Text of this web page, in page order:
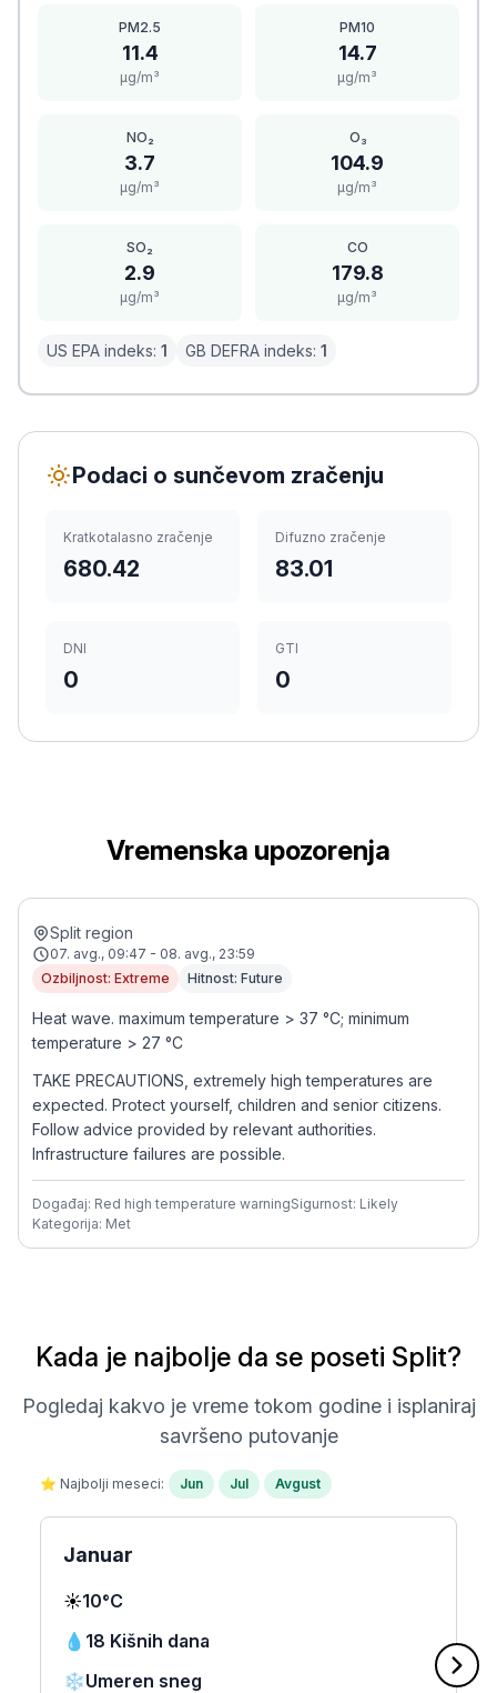
PM2.5
11.4
μg/m³
PM10
14.7
μg/m³
NO₂
3.7
μg/m³
O₃
104.9
μg/m³
SO₂
2.9
μg/m³
CO
179.8
μg/m³
US EPA indeks: 1 GB DEFRA indeks: 1
Podaci o sunčevom zračenju
Kratkotalasno zračenje
680.42
Difuzno zračenje
83.01
DNI
0
GTI
0
Vremenska upozorenja
Split region
07. avg., 09:47 - 08. avg., 23:59
Ozbiljnost: Extreme
Hitnost: Future
Heat wave. maximum temperature > 37 °C; minimum
temperature > 27 °C
TAKE PRECAUTIONS, extremely high temperatures are
expected. Protect yourself, children and senior citizens.
Follow advice provided by relevant authorities.
Infrastructure failures are possible.
Događaj: Red high temperature warningSigurnost: Likely
Kategorija: Met
Kada je najbolje da se poseti Split?
Pogledaj kakvo je vreme tokom godine i isplaniraj
savršeno putovanje
⭐ Najbolji meseci: Jun Jul Avgust
Januar
☀️10°C
💧 18 Kišnih dana
❄️Umeren sneg